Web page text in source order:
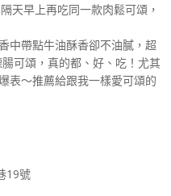
早上再吃同一款肉鬆可頌，
中帶點牛油酥香卻不油膩，超
可頌，真的都、好、吃！尤其
表～推薦給跟我一樣愛可頌的
19號